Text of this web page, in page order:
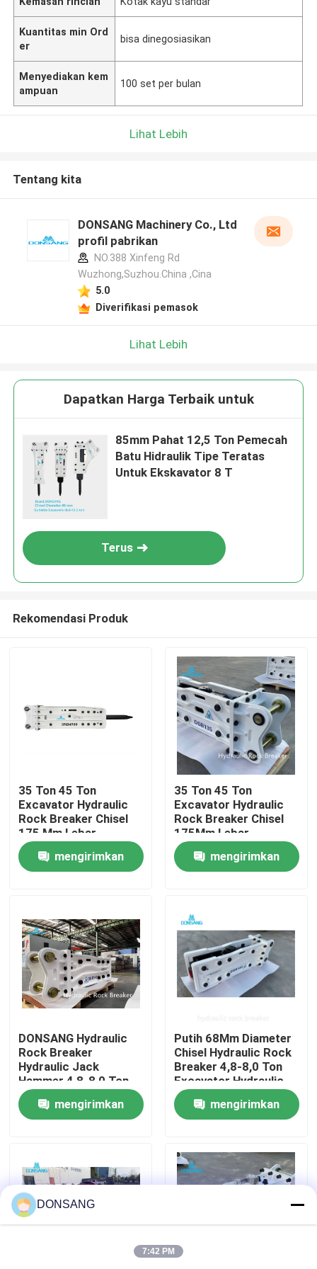
Rumah
Tampilan VR
Tentang kami
Tur Pabrik
Kontrol kualitas
Permintaan Penawaran
Pemecah Batu Hidrolik
Pemutus hidrolik excavator
Kuantitas min Ord
er
bisa dinegosiasikan
Menyediakan kem
ampuan
100 set per bulan
Lihat Lebih
Tentang kita
DONSANG Machinery Co., Ltd
profil pabrikan
NO.388 Xinfeng Rd
Wuzhong,Suzhou.China ,Cina
5.0
Diverifikasi pemasok
Lihat Lebih
Dapatkan Harga Terbaik untuk
85mm Pahat 12,5 Ton Pemecah
Batu Hidraulik Tipe Teratas
Untuk Ekskavator 8 T
Terus
Rekomendasi Produk
35 Ton 45 Ton
Excavator Hydraulic
Rock Breaker Chisel
175 Mm Lebar
Hydraulic Breaker Palu
mengirimkan
35 Ton 45 Ton
Excavator Hydraulic
Rock Breaker Chisel
175Mm Lebar
Hydraulic Breaker
Hammermengirimkan
DONSANG Hydraulic
Rock Breaker
Hydraulic Jack
Hammer 4,8-8,0 Ton
Mini Excavator
Attachmentmengirimkan
Putih 68Mm Diameter
Chisel Hydraulic Rock
Breaker 4,8-8,0 Ton
Excavator Hydraulic
Jack Hammer
mengirimkan
DONSANG
7:42 PM